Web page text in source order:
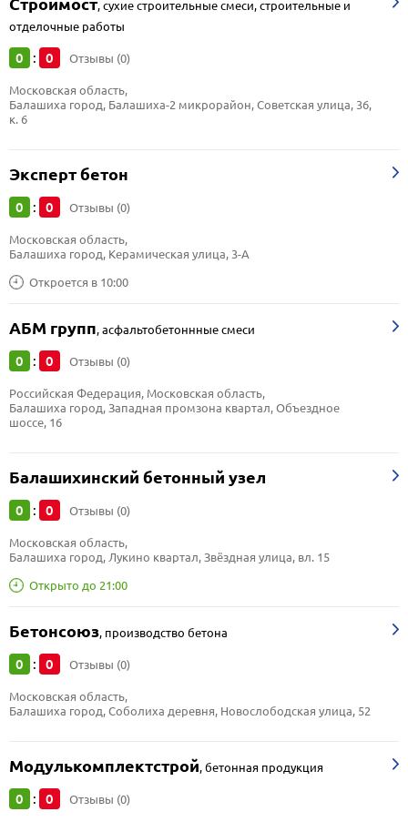
Строймост,сухие строительные смеси, строительные и
отделочные работы
0 : 0 Отзывы (0)
Московская область,
Балашиха город, Балашиха-2 микрорайон, Советская улица, 36,
к. 6
Эксперт бетон
0 : 0 Отзывы (0)
Откроется в 10:00
Московская область,
Балашиха город, Керамическая улица, 3-А
АБМ групп,асфальтобетоннные смеси
0 : 0 Отзывы (0)
Российская Федерация, Московская область,
Балашиха город, Западная промзона квартал, Объездное
шоссе, 16
Балашихинский бетонный узел
0 : 0 Отзывы (0)
Открыто до 21:00
Московская область,
Балашиха город, Лукино квартал, Звёздная улица, вл. 15
Бетонсоюз, производство бетона
0 : 0 Отзывы (0)
Московская область,
Балашиха город, Соболиха деревня, Новослободская улица, 52
Модулькомплектстрой,бетонная продукция
0 : 0 Отзывы (0)